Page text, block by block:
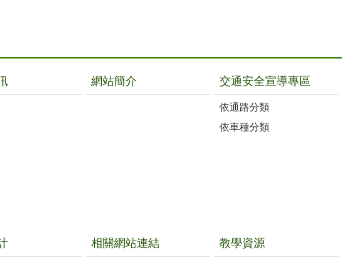
網站簡介 交通安全宣導專區
依通路分類
依車種分類
相關網站連結 教學資源